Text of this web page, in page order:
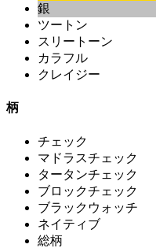
銀
ツートン
スリートーン
カラフル
クレイジー
柄
チェック
マドラスチェック
タータンチェック
ブロックチェック
ブラックウォッチ
ネイティブ
総柄